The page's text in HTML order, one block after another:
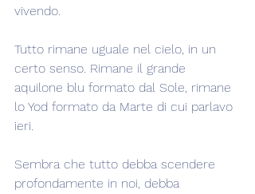
vivendo.
Tutto rimane uguale nel cielo, in un
certo senso. Rimane il grande
aquilone blu formato dal Sole, rimane
lo Yod formato da Marte di cui parlavo
ieri.
Sembra che tutto debba scendere
profondamente in noi, debba